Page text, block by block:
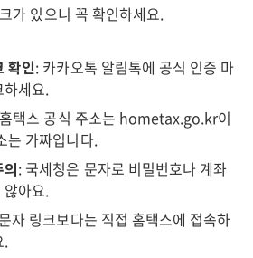
가 있으니 꼭 확인하세요.
확인: 카카오톡 알림톡에 공식 인증 마
하세요.
택스 공식 주소는 hometax.go.kr이
는 가짜입니다.
: 국세청은 문자로 비밀번호나 계좌
않아요.
자 링크보다는 직접 홈택스에 접속하
.